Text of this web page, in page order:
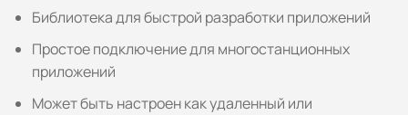
Библиотека для быстрой разработки приложений
Простое подключение для многостанционных
приложений
Может быть настроен как удаленный или